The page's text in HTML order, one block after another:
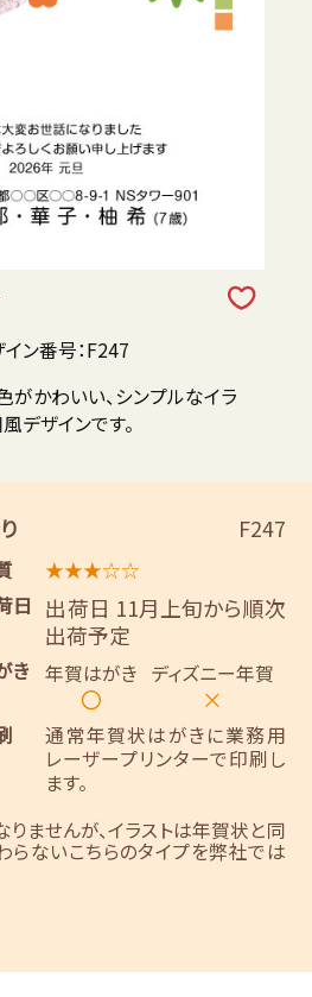
ン番号：F247
がかわいい、シンプルなイラ
デザインです。
F247
★★★☆☆
日
出荷日 11月上旬から順次
出荷予定
き 年賀はがき
〇
ディズニー年賀
×
通常年賀状はがきに業務用
レーザープリンターで印刷し
ます。
ませんが、イラストは年賀状と同
らないこちらのタイプを弊社では